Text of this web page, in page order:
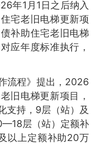
年1月1日之后纳入
宅老旧电梯更新项
补助住宅老旧电梯
应年度标准执行，
程》提出，2026
旧电梯更新项目，
支持，9层（站）及
层（站）定额补
以上定额补助20万